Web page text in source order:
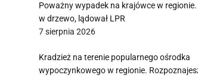
Poważny wypadek na krajówce w
w drzewo, lądował LPR
7 sierpnia 2026
Kradzież na terenie popularnego ośrodka
wypoczynkowego w regionie.